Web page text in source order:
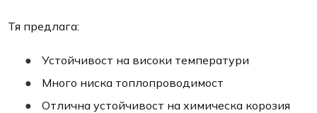
Тя предлага:
Устойчивост на високи температури
Много ниска топлопроводимост
Отлична устойчивост на химическа корозия